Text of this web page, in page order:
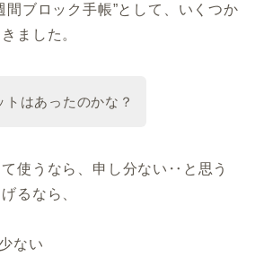
間ブロック手帳”として、いくつか
ました。
トはあったのかな？
使うなら、申し分ない‥と思う
るなら、
ない